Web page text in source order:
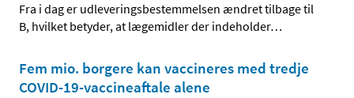
Fra i dag er udleveringsbestemmelsen ændret tilbage til
B, hvilket betyder, at lægemidler der indeholder…
Fem mio. borgere kan vaccineres med tredje
COVID-19-vaccineaftale alene